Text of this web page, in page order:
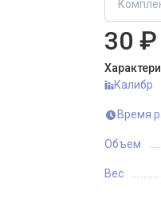
30 ₽
Калибр
Время
Объем
Вес